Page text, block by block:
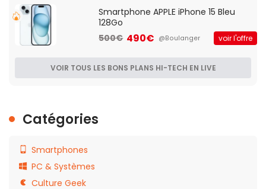
Smartphone APPLE iPhone 15 Bleu
128Go
500€ 490€ @Boulanger voir l'offre
VOIR TOUS LES BONS PLANS HI-TECH EN LIVE
Catégories
Smartphones
PC & Systèmes
Culture Geek